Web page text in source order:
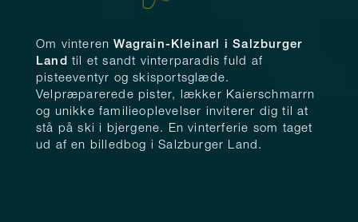
Om vinterenWagrain-Kleinarl i Salzburger
Land til et sandt vinterparadis fuld af
pisteeventyr og skisportsglæde.
Velpræparerede pister, lækker Kaierschmarrn
og unikke familieoplevelser inviterer dig til at
stå på ski i bjergene. En vinterferie som taget
ud af en billedbog i Salzburger Land.